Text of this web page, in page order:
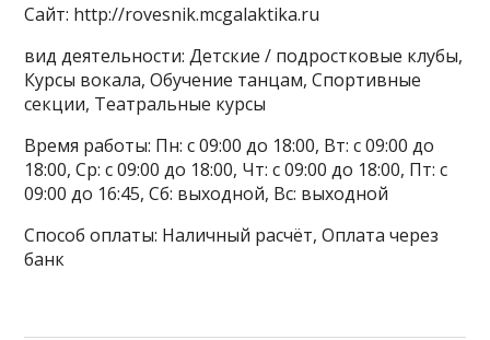
Сайт: http://rovesnik.mcgalaktika.ru
вид деятельности: Детские / подростковые клубы,
Курсы вокала, Обучение танцам, Спортивные
секции, Театральные курсы
Время работы: Пн: с 09:00 до 18:00, Вт: с 09:00 до
18:00, Ср: с 09:00 до 18:00, Чт: с 09:00 до 18:00, Пт: с
09:00 до 16:45, Сб: выходной, Вс: выходной
Способ оплаты: Наличный расчёт, Оплата через
банк